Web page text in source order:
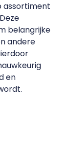
assortiment
belangrijke
andere
en